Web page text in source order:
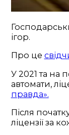
ігор.
Про це
У 2021 та на
автомати,
правда».
Після
ліцензії за